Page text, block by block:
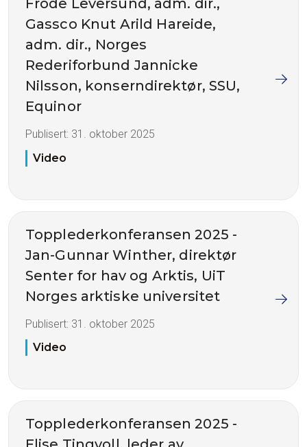
Frode Leversund, adm. dir.,
Gassco Knut Arild Hareide,
adm. dir., Norges
Rederiforbund Jannicke
Nilsson, konserndirektør, SSU,
Equinor
Publisert: 31. oktober 2025
Video
Topplederkonferansen 2025 -
Jan-Gunnar Winther, direktør
Senter for hav og Arktis, UiT
Norges arktiske universitet
Publisert: 31. oktober 2025
Video
Topplederkonferansen 2025 -